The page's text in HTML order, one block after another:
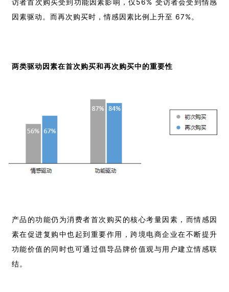
访者首次购买受到功能因素影响，仅56% 受访者会受到情感
因素驱动。而再次购买时，情感因素比例上升至 67%。
两类驱动因素在首次购买和再次购买中的重要性
产品的功能仍为消费者首次购买的核心考量因素，而情感因
素在促进复购中也起到重要作用，跨境电商企业在不断提升
功能价值的同时也可通过倡导品牌价值观与用户建立情感联
结。